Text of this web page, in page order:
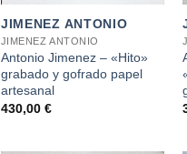
JIMENEZ ANTONIO
JIMENEZ ANTONIO
Antonio Jimenez – «Hito»
grabado y gofrado papel
artesanal
430,00 €